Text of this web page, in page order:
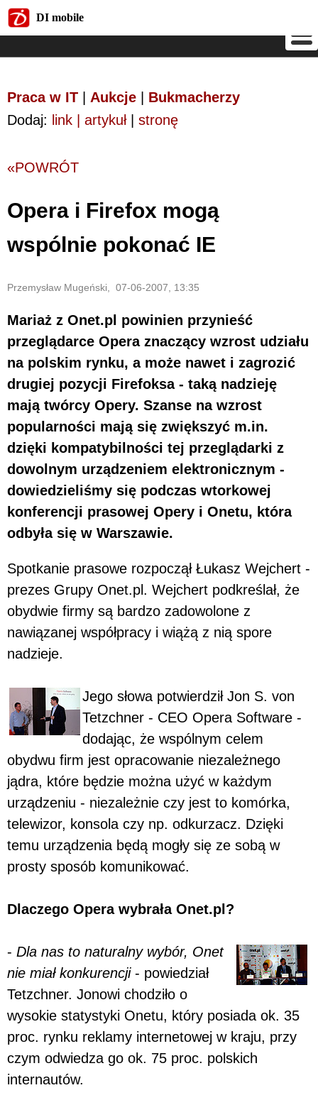
DI mobile
Praca w IT Aukcje
Bukmacherzy
Dodaj: link | artykuł| stronę
«POWRÓT
Opera i Firefox mogą
wspólnie pokonać IE
Przemysław Mugeński, 07-06-2007, 13:35
Mariaż z Onet.pl powinien przynieść
przeglądarce Opera znaczący wzrost udziału
na polskim rynku, a może nawet i zagrozić
drugiej pozycji Firefoksa - taką nadzieję
mają twórcy Opery. Szanse na wzrost
popularności mają się zwiększyć m.in.
dzięki kompatybilności tej przeglądarki z
dowolnym urządzeniem elektronicznym -
dowiedzieliśmy się podczas wtorkowej
konferencji prasowej Opery i Onetu, która
odbyła się w Warszawie.
Spotkanie prasowe rozpoczął Łukasz Wejchert -
prezes Grupy Onet.pl. Wejchert podkreślał, że
obydwie firmy są bardzo zadowolone z
nawiązanej współpracy i wiążą z nią spore
nadzieje.
Jego słowa potwierdził Jon S. von
Tetzchner - CEO Opera Software -
dodając, że wspólnym celem
obydwu firm jest opracowanie niezależnego
jądra, które będzie można użyć w każdym
urządzeniu - niezależnie czy jest to komórka,
telewizor, konsola czy np. odkurzacz. Dzięki
temu urządzenia będą mogły się ze sobą w
prosty sposób komunikować.
Dlaczego Opera wybrała Onet.pl?
- Dla nas to naturalny wybór, Onet
nie miał konkurencji- powiedział
Tetzchner. Jonowi chodziło o
wysokie statystyki Onetu, który posiada ok. 35
proc. rynku reklamy internetowej w kraju, przy
czym odwiedza go ok. 75 proc. polskich
internautów.
DI mobile